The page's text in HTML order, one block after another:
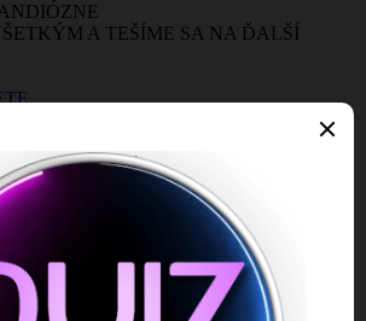
A TEŠÍME SA NA ĎALŠÍ
KAPACITY
PLATBY
KARTOU, HODINKAMI, PRSTEŇMI ...